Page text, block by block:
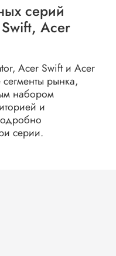
серий
Acer
Acer Swift и Acer
рынка,
набором
и
серии.